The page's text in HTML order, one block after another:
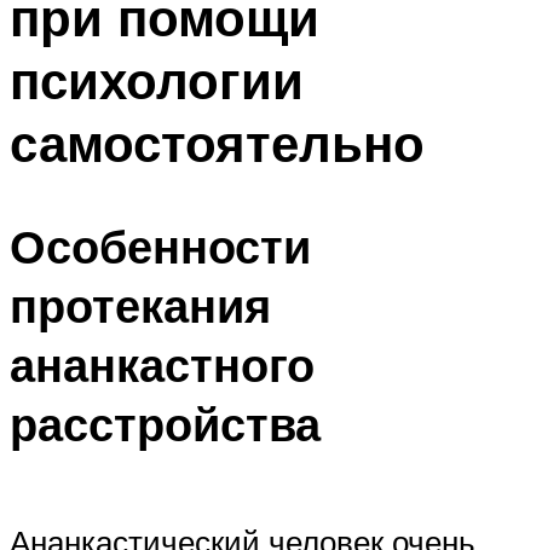
при помощи
психологии
самостоятельно
Особенности
протекания
ананкастного
расстройства
Ананкастический человек очень